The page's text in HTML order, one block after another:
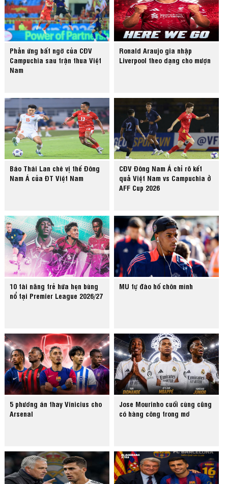
Phản ứng bất ngờ của CĐV
Campuchia sau trận thua Việt
Nam
Ronald Araujo gia nhập
Liverpool theo dạng cho mượn
Báo Thái Lan chê vị thế Đông
Nam Á của ĐT Việt Nam
CĐV Đông Nam Á chỉ rõ kết
quả Việt Nam vs Campuchia ở
AFF Cup 2026
10 tài năng trẻ hứa hẹn bùng
nổ tại Premier League 2026/27
MU tự đào hố chôn mình
5 phương án thay Vinicius cho
Arsenal
Jose Mourinho cuối cùng cũng
có hàng công trong mơ